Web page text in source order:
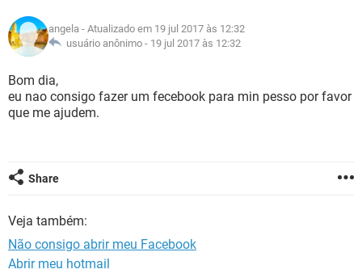
GUIA DE COMPRAS
INSTAGRAM GMAIL
GUIA DE COMPRAS
CELULAR
OUTLOOK EXCEL
INSTAGRAM
GUIA DE COMPRAS
JOGOS WHATSAPP
CELULAR
OUTLOOK
INSTAGRAM
GLOSSÁRIO
JOGOS
CELULAR FACEBOOK
GUIA DE COMPRAS
angela - Atualizado em 19 jul 2017 às 12:32
usuário anônimo - 19 jul 2017 às 12:32
Bom dia,
eu nao consigo fazer um fecebook para min pesso por favor
que me ajudem.
Share
Veja também:
Não consigo abrir meu Facebook
Abrir meu hotmail